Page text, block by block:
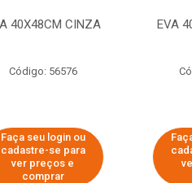
40X48CM CINZA
Código: 56576
Faça seu login ou
cadastre-se para
ver preços e
comprar
EVA